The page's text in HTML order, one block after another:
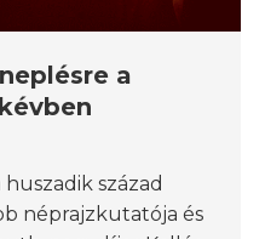
a
század
néprajzkutatója és